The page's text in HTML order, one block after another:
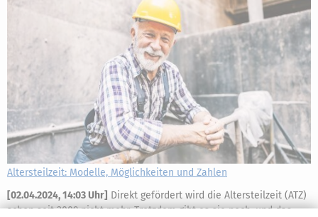
Altersteilzeit: Modelle, Möglichkeiten und Zahlen
[02.04.2024, 14:03 Uhr] Direkt gefördert wird die Altersteilzeit (ATZ)
schon seit 2009 nicht mehr. Trotzdem gibt es sie noch, und das